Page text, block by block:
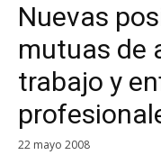
Nuevas
mutuas de
trabajo y
22 mayo 2008